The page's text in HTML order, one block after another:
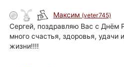
Максим (veter745)
Сергей, поздравляю Вас с
много счастья, здоровья, удачи
жизни!!!!